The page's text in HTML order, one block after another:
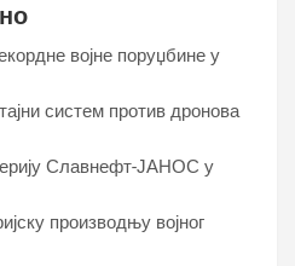
војне поруџбине у
систем против дронова
Славнефт-ЈАНОС у
производњу војног